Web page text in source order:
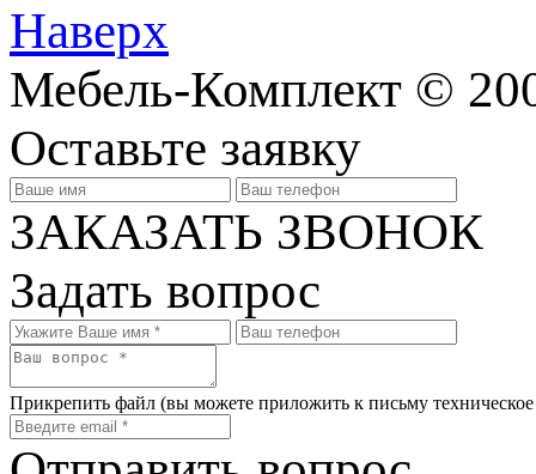
Наверх
Мебель-Комплект ©
Оставьте заявку
ЗАКАЗАТЬ ЗВОНОК
Задать вопрос
Прикрепить файл (вы можете приложить к письму